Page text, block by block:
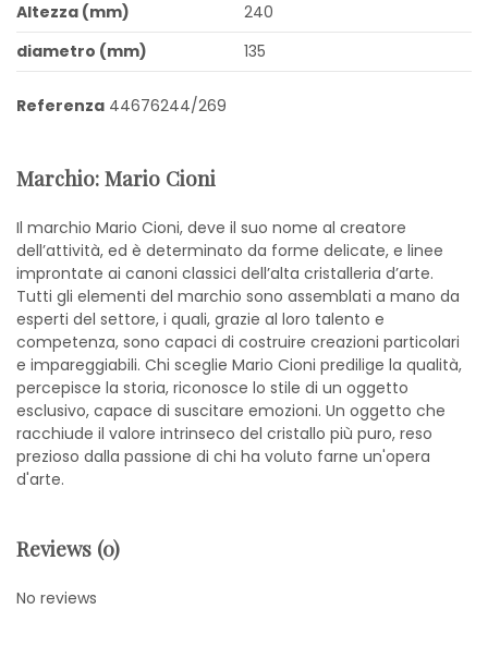
Altezza (mm)
240
diametro (mm)
135
Referenza 44676244/269
Marchio: Mario Cioni
Il marchio Mario Cioni, deve il suo nome al creatore
dell’attività, ed è determinato da forme delicate, e linee
improntate ai canoni classici dell’alta cristalleria d’arte.
Tutti gli elementi del marchio sono assemblati a mano da
esperti del settore, i quali, grazie al loro talento e
competenza, sono capaci di costruire creazioni particolari
e impareggiabili. Chi sceglie Mario Cioni predilige la qualità,
percepisce la storia, riconosce lo stile di un oggetto
esclusivo, capace di suscitare emozioni. Un oggetto che
racchiude il valore intrinseco del cristallo più puro, reso
prezioso dalla passione di chi ha voluto farne un'opera
d'arte.
Reviews (0)
No reviews